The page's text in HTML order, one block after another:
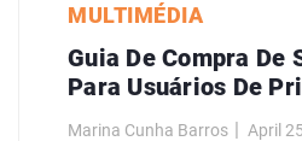
MULTIMÉDIA
Guia De Compra De
Para Usuários De
Marina Cunha Barros April